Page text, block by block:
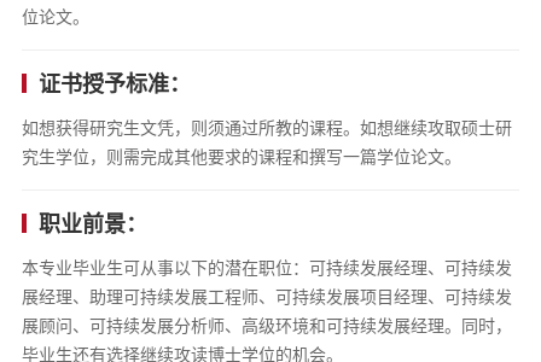
位论文。
证书授予标准：
如想获得研究生文凭，则须通过所教的课程。如想继续攻取硕士研
究生学位，则需完成其他要求的课程和撰写一篇学位论文。
职业前景：
本专业毕业生可从事以下的潜在职位：可持续发展经理、可持续发
展经理、助理可持续发展工程师、可持续发展项目经理、可持续发
展顾问、可持续发展分析师、高级环境和可持续发展经理。同时，
毕业生还有选择继续攻读博士学位的机会。